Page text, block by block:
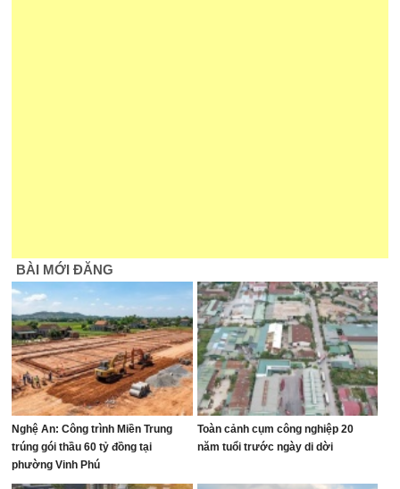
BÀI MỚI ĐĂNG
Nghệ An: Công trình Miền Trung
trúng gói thầu 60 tỷ đồng tại
phường Vinh Phú
Toàn cảnh cụm công nghiệp 20
năm tuổi trước ngày di dời